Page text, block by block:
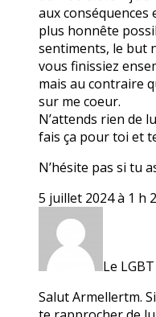
aux
plus honnête
sentiments, le but
vous finissiez
mais au contraire
sur me coeur.
N’attends rien de
fais ça pour toi et
N’hésite pas si tu
5 juillet 2024 à 1 h
Le
Salut Armellertm.